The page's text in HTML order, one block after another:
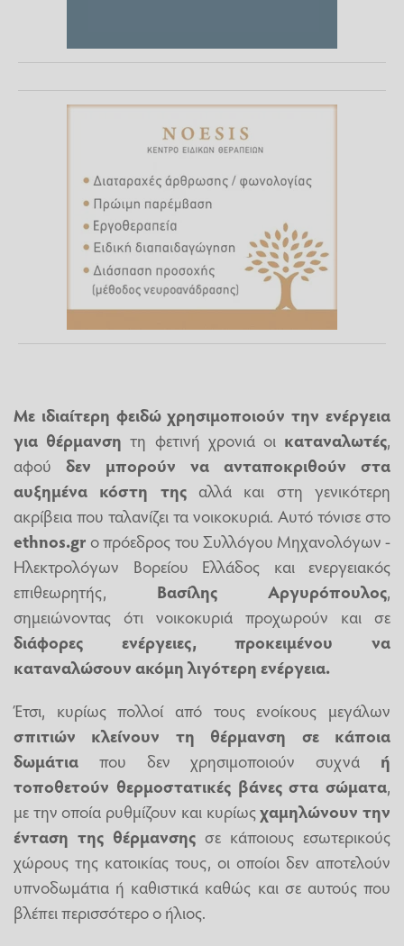
Με ιδιαίτερη φειδώ χρησιμοποιούν την ενέργεια
για θέρμανση τη φετινή χρονιά οι καταναλωτές,
αφού δεν μπορούν να ανταποκριθούν στα
αυξημένα κόστη τηςαλλά και στη γενικότερη
ακρίβεια που ταλανίζει τα νοικοκυριά. Αυτό τόνισε στο
ethnos.grο πρόεδρος του Συλλόγου Μηχανολόγων -
Ηλεκτρολόγων Βορείου Ελλάδος και ενεργειακός
επιθεωρητής, Βασίλης Αργυρόπουλος,
σημειώνοντας ότι νοικοκυριά προχωρούν και σε
διάφορες ενέργειες, προκειμένου να
καταναλώσουν ακόμη λιγότερη ενέργεια.
Έτσι, κυρίως πολλοί από τους ενοίκους μεγάλων
σπιτιών
κλείνουν τη θέρμανση σε κάποια
δωμάτια που δεν χρησιμοποιούν συχνά ή
τοποθετούν θερμοστατικές βάνες στα σώματα,
με την οποία ρυθμίζουν και κυρίωςχαμηλώνουν την
ένταση της θέρμανσης σε κάποιους εσωτερικούς
χώρους της κατοικίας τους, οι οποίοι δεν αποτελούν
υπνοδωμάτια ή καθιστικά καθώς και σε αυτούς που
βλέπει περισσότερο ο ήλιος.